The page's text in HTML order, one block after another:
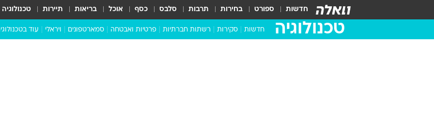
חדשות ספורט בחירות תרבות סלבס כסף אוכל בריאות תיירות טכנולוגיה
טכנולוגיה חדשות סקירות רשתות חברתיות פרטיות ואבטחה סמארטפונים ויראלי עוד